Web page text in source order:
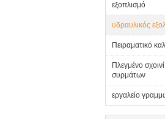
εξοπλισμό
υδραυλικός
Πειραματικό
Πλεγμένο
συρμάτων
εργαλείο